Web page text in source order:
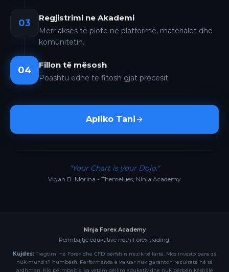
03 Regjistrimi ne Akademi
Merr akses të plotë në platformë, materialet dhe
komunitetin.
04 Fillon të mësosh
Poashtu edhe te fitosh gjat procesit.
Apliko Tani
"Your Chart is your Dojo."
Vigan B. Morina - Themelues, Ninja Academy
Ninja Forex Academy
Përmbajtje edukative rreth Forex trading.
Kujdes:Tregtimi në Forex dhe CFD përfshin rrezik të lartë. Mos investo para që
nuk mund t'i humbësh. Performanca e kaluar nuk garanton rezultate në të
ardhmen. Kjo përmbajtje ka vetëm qëllim edukativ dhe nuk përbën këshillë